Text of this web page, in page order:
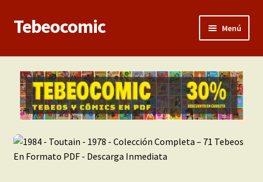
Ir
Ir
al
Tebeocomic Menú
Inicio
Categorías
el
menú
Franco-Belga